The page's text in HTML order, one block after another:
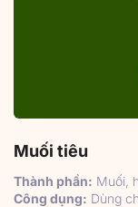
Muối tiêu
Thành phần: Muối,
Công dụng: Dùng